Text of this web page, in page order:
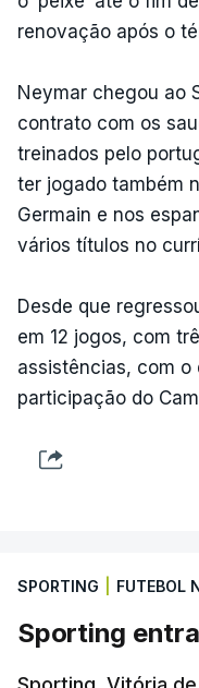
renovação após o
Neymar chegou ao
contrato com os
treinados pelo
ter jogado também
Germain e nos
vários títulos no
Desde que
em 12 jogos, com
assistências, com o
participação do
SPORTING FUTEBOL
Sporting